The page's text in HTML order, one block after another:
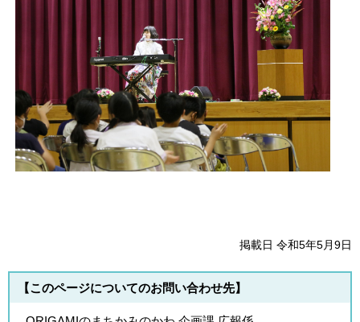
掲載日 令和5年5月9日
【このページについてのお問い合わせ先】